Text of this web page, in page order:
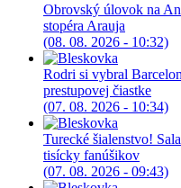
Obrovský úlovok na
stopéra Arauja
(08. 08. 2026 - 10:32)
Rodri si vybral
prestupovej čiastke
(07. 08. 2026 - 10:34)
Turecké šialenstvo!
tisícky fanúšikov
(07. 08. 2026 - 09:43)